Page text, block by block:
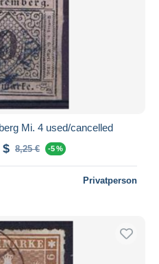
Mi. 4 used/cancelled
$ 8,25 € -5 %
Privatperson